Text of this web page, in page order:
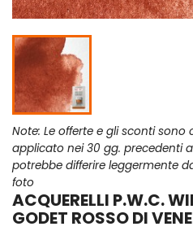
Note: Le offerte e gli sconti
applicato nei 30 gg. precedenti
potrebbe differire leggermente
foto
ACQUERELLI P.W.C.
GODET ROSSO DI